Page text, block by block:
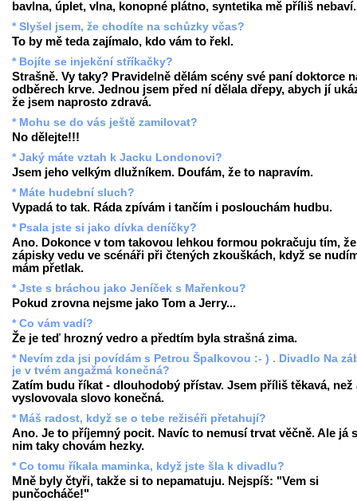
bavlna, úplet, vlna, konopné plátno, syntetika mě příliš nebaví.
* Slyšel jsem, že chodíte na schůzky včas?
To by mě teda zajímalo, kdo vám to řekl.
* Bojíte se injekční stříkačky?
Strašně. Vy taky? Pravidelně dělám scény své paní doktorce
odběrech krve. Jednou jsem před ní dělala dřepy, abych jí
že jsem naprosto zdravá.
* Mohu se do vás ještě zamilovat?
No dělejte!!!
* Jaký máte vztah k Jacku Londonovi?
Jsem jeho velkým dlužníkem. Doufám, že to napravím.
* Máte hudební sluch?
Vypadá to tak. Ráda zpívám i tančím i poslouchám hudbu.
* Psala jste si jako dívka deníčky?
Ano. Dokonce v tom takovou lehkou formou pokračuju tím,
zápisky vedu ve scénáři při čtených zkouškách, když se
mám přetlak.
* Jste s bráchou jako Jeníček s Mařenkou?
Pokud zrovna nejsme jako Tom a Jerry...
* Co vám vadí?
Že je teď hrozný vedro a předtím byla strašná zima.
* Nevím zda jsi povídám s Petrou Špalkovou :- ) . Divadlo Na
je v tvém angažmá konečná?
Zatím budu říkat - dlouhodobý přístav. Jsem příliš těkavá, než
vyslovovala slovo konečná.
* Máš radost, když se o tebe režiséři přetahují?
Ano. Je to příjemný pocit. Navíc to nemusí trvat věčně. Ale já
nim taky chovám hezky.
* Co tomu říkala maminka, když jste šla k divadlu?
Mně byly čtyři, takže si to nepamatuju. Nejspíš: "Vem si
punčocháče!"